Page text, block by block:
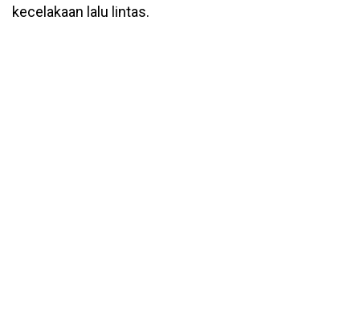
kecelakaan lalu lintas.